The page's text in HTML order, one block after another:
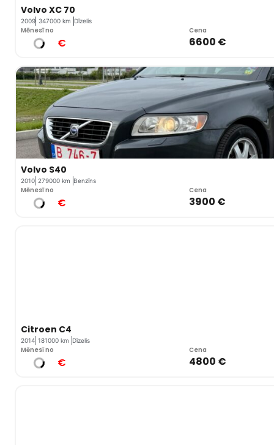
Volvo XC 70
2009 347000 km Dīzelis
Mēnesī no
€
Cena
6600 €
Volvo S40
2010 279000 km Benzīns
Mēnesī no
€
Cena
3900 €
Citroen C4
2014 181000 km Dīzelis
Mēnesī no
€
Cena
4800 €